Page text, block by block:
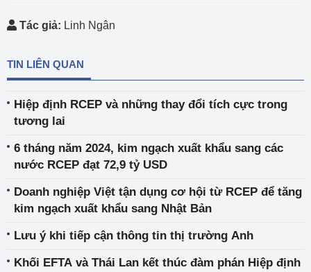
Tác giả: Linh Ngân
TIN LIÊN QUAN
Hiệp định RCEP và những thay đổi tích cực trong
tương lai
6 tháng năm 2024, kim ngạch xuất khẩu sang các
nước RCEP đạt 72,9 tỷ USD
Doanh nghiệp Việt tận dụng cơ hội từ RCEP để tăng
kim ngạch xuất khẩu sang Nhật Bản
Lưu ý khi tiếp cận thông tin thị trường Anh
Khối EFTA và Thái Lan kết thúc đàm phán Hiệp định